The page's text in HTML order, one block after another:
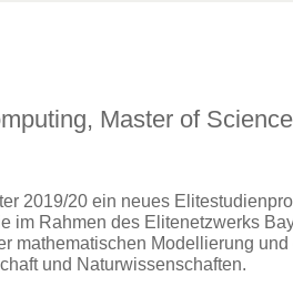
Master of
2019/20 ein neues
im Rahmen des Elitenetzwerks
mathematischen Modellierung
und Naturwissenschaften.